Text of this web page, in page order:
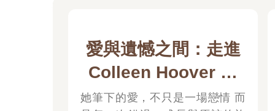
愛與遺憾之間：走進
Colleen Hoover 的
情感宇宙
她筆下的愛，不只是一場戀情 而